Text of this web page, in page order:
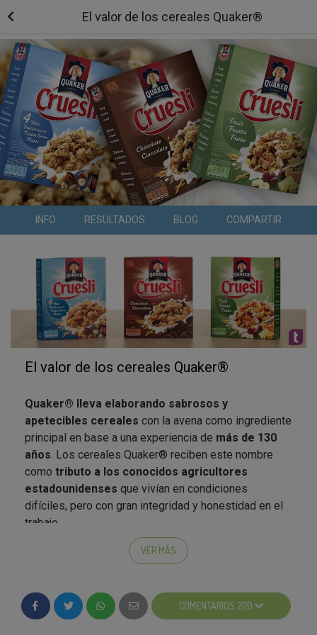
El valor de los cereales Quaker®
INFO RESULTADOS BLOG COMPARTIR
El valor de los cereales Quaker®
Quaker® lleva elaborando sabrosos y
apetecibles cereales con la avena como ingrediente
principal en base a una experiencia de más de 130
años . Los cereales Quaker® reciben este nombre
como tributo a los conocidos agricultores
estadounidenses que vivían en condiciones
difíciles, pero con gran integridad y honestidad en el
trabajo.
Siguiendo estos mismos valores, Quaker® utiliza
para sus productos ingredientes seleccionados y
antes de convertirse en deliciosos desayunos.
VER MÁS
COMENTARIOS 220